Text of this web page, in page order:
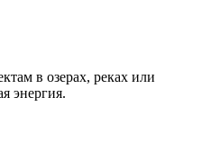
в озерах, реках или
энергия.